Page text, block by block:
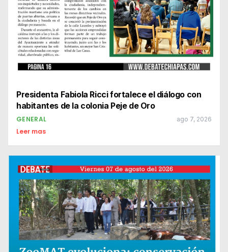
Presidenta Fabiola Ricci fortalece el diálogo con
habitantes de la colonia Peje de Oro
GENERAL ago 7, 2026
Leer mas